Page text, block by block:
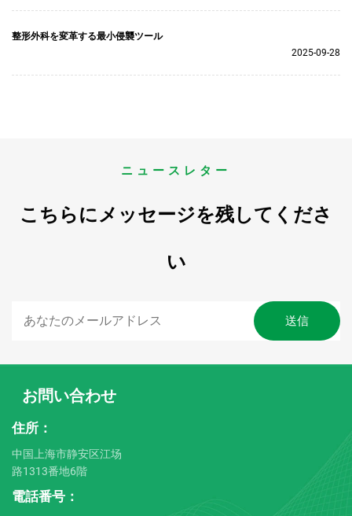
整形外科を変革する最小侵襲ツール
2025-09-28
ニュースレター
こちらにメッセージを残してくださ
い
お問い合わせ
住所：
中国上海市静安区江场
路1313番地6階
電話番号：